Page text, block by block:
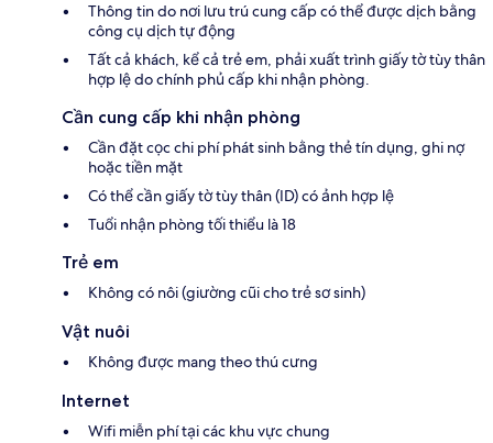
Thông tin do nơi lưu trú cung cấp có thể được dịch bằng
công cụ dịch tự động
Tất cả khách, kể cả trẻ em, phải xuất trình giấy tờ tùy thân
hợp lệ do chính phủ cấp khi nhận phòng.
Cần cung cấp khi nhận phòng
Cần đặt cọc chi phí phát sinh bằng thẻ tín dụng, ghi nợ
hoặc tiền mặt
Có thể cần giấy tờ tùy thân (ID) có ảnh hợp lệ
Tuổi nhận phòng tối thiểu là 18
Trẻ em
Không có nôi (giường cũi cho trẻ sơ sinh)
Vật nuôi
Không được mang theo thú cưng
Internet
Wifi miễn phí tại các khu vực chung